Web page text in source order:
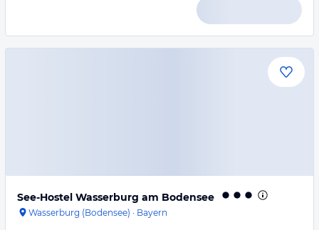
See-Hostel Wasserburg am Bodensee
Wasserburg (Bodensee) · Bayern